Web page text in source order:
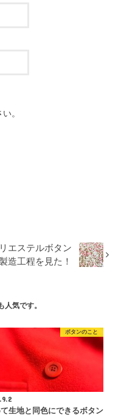
。
エステルボタン
造工程を見た！
人気です。
ボタンのこと
生地と同色にできるボタン